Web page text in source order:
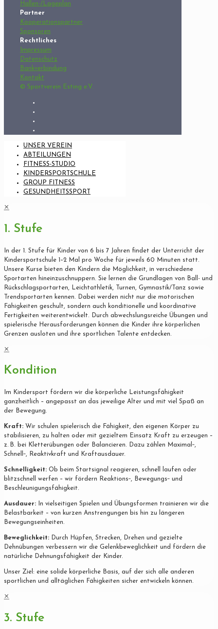
Hallen-/Lageplan
Partner
Kooperationspartner
Sponsoren
Rechtliches
Impressum
Datenschutz
Bankverbindung
Kontakt
© Sportverein Esting e.V.
UNSER VEREIN
ABTEILUNGEN
FITNESS-STUDIO
KINDERSPORTSCHULE
GROUP FITNESS
GESUNDHEITSSPORT
✕
1. Stufe
In der 1. Stufe für Kinder von 6 bis 7 Jahren findet der Unterricht der
Kindersportschule 1–2 Mal pro Woche für jeweils 60 Minuten statt.
Unsere Kurse bieten den Kindern die Möglichkeit, in verschiedene
Sportarten hineinzuschnuppern. Sie lernen die Grundlagen von Ball- und
Rückschlagsportarten, Leichtathletik, Turnen, Gymnastik/Tanz sowie
Trendsportarten kennen. Dabei werden nicht nur die motorischen
Fähigkeiten geschult, sondern auch konditionelle und koordinative
Fertigkeiten weiterentwickelt. Durch abwechslungsreiche Übungen und
spielerische Herausforderungen können die Kinder ihre körperlichen
Grenzen ausloten und ihre sportlichen Talente entdecken.
✕
Kondition
Im Kindersport fördern wir die körperliche Leistungsfähigkeit
ganzheitlich – angepasst an das jeweilige Alter und mit viel Spaß an
der Bewegung.
Kraft: Wir schulen spielerisch die Fähigkeit, den eigenen Körper zu
stabilisieren, zu halten oder mit gezieltem Einsatz Kraft zu erzeugen –
z. B. bei Kletterübungen oder Balancieren. Dazu zählen Maximal‐,
Schnell‐, Reaktivkraft und Kraftausdauer.
Schnelligkeit: Ob beim Startsignal reagieren, schnell laufen oder
blitzschnell werfen – wir fördern Reaktions‐, Bewegungs‐ und
Beschleunigungsfähigkeit.
Ausdauer: In vielseitigen Spielen und Übungsformen trainieren wir die
Belastbarkeit – von kurzen Anstrengungen bis hin zu längeren
Bewegungseinheiten.
Beweglichkeit: Durch Hüpfen, Strecken, Drehen und gezielte
Dehnübungen verbessern wir die Gelenkbeweglichkeit und fördern die
natürliche Dehnungsfähigkeit der Kinder.
Unser Ziel: eine solide körperliche Basis, auf der sich alle anderen
sportlichen und alltäglichen Fähigkeiten sicher entwickeln können.
✕
3. Stufe